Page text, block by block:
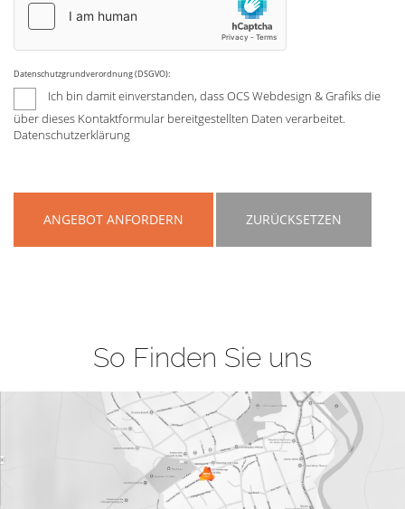
Datenschutzgrundverordnung (DSGVO):
Ich bin damit einverstanden, dass OCS Webdesign & Grafiks die
über dieses Kontaktformular bereitgestellten Daten verarbeitet.
Datenschutzerklärung
ANGEBOT ANFORDERN ZURÜCKSETZEN
So Finden Sie uns